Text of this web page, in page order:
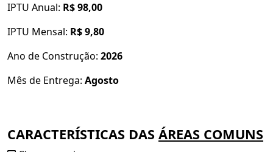
IPTU Anual: R$ 98,00
IPTU Mensal: R$ 9,80
Ano de Construção: 2026
Mês de Entrega: Agosto
CARACTERÍSTICAS DAS ÁREAS COMUNS